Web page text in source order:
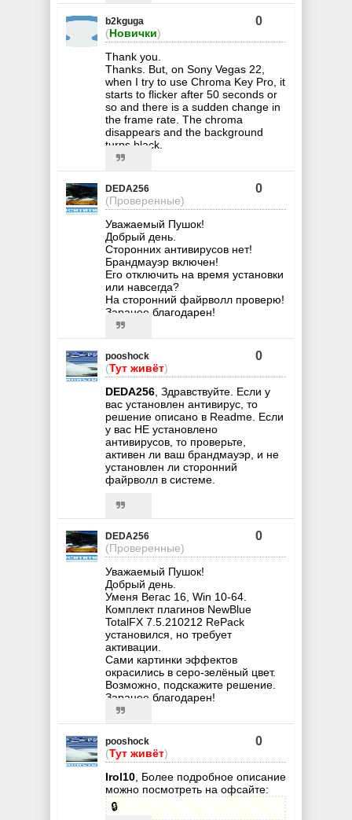
b2kguga
(Новички)
0
Thank you.
Thanks. But, on Sony Vegas 22,
when I try to use Chroma Key Pro, it
starts to flicker after 50 seconds or
so and there is a sudden change in
the frame rate. The chroma
disappears and the background
turns black.
DEDA256
(Проверенные)
0
Уважаемый Пушок!
Добрый день.
Сторонних антивирусов нет!
Брандмауэр включен!
Его отключить на время установки
или навсегда?
На сторонний файрволл проверю!
Заранее благодарен!
pooshock
(Тут живёт)
0
DEDA256 , Здравствуйте. Если у
вас установлен антивирус, то
решение описано в Readme. Если
у вас НЕ установлено
антивирусов, то проверьте,
активен ли ваш брандмауэр, и не
установлен ли сторонний
файрволл в системе.
DEDA256
(Проверенные)
0
Уважаемый Пушок!
Добрый день.
Уменя Вегас 16, Win 10-64.
Комплект плагинов NewBlue
TotalFX 7.5.210212 RePack
установился, но требует
активации.
Сами картинки эффектов
окрасились в серо-зелёный цвет.
Возможно, подскажите решение.
Заранее благодарен!
pooshock
(Тут живёт)
0
Irol10 , Более подробное описание
можно посмотреть на офсайте:
🔒